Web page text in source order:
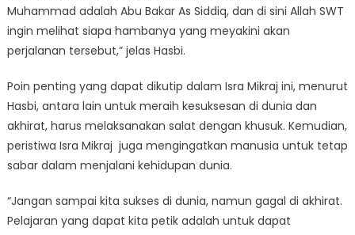
Muhammad adalah Abu Bakar As Siddiq, dan di sini Allah SWT
ingin melihat siapa hambanya yang meyakini akan
perjalanan tersebut,” jelas Hasbi.
Poin penting yang dapat dikutip dalam Isra Mikraj ini, menurut
Hasbi, antara lain untuk meraih kesuksesan di dunia dan
akhirat, harus melaksanakan salat dengan khusuk. Kemudian,
peristiwa Isra Mikraj juga mengingatkan manusia untuk tetap
sabar dalam menjalani kehidupan dunia.
“Jangan sampai kita sukses di dunia, namun gagal di akhirat.
Pelajaran yang dapat kita petik adalah untuk dapat